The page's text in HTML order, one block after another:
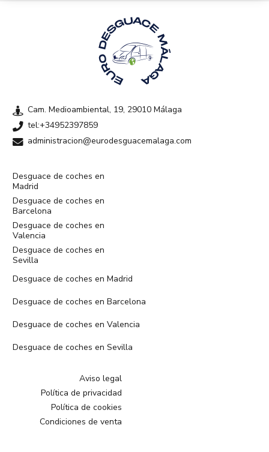
Cam. Medioambiental, 19, 29010 Málaga
tel:+34952397859
administracion@eurodesguacemalaga.com
Desguace de coches en
Madrid
Desguace de coches en
Barcelona
Desguace de coches en
Valencia
Desguace de coches en
Sevilla
Desguace de coches en Madrid
Desguace de coches en Barcelona
Desguace de coches en Valencia
Desguace de coches en Sevilla
Aviso legal
Política de privacidad
Política de cookies
Condiciones de venta